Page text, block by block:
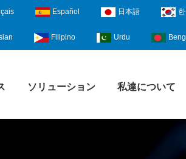
Español 日本語
Filipino Urdu
ソリューション 私達について